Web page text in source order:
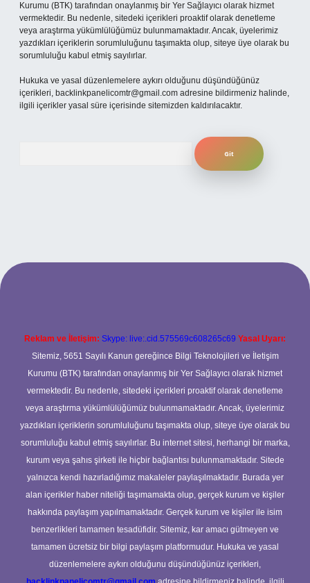
Kurumu (BTK) tarafından onaylanmış bir Yer Sağlayıcı olarak hizmet
vermektedir. Bu nedenle, sitedeki içerikleri proaktif olarak denetleme
veya araştırma yükümlülüğümüz bulunmamaktadır. Ancak, üyelerimiz
yazdıkları içeriklerin sorumluluğunu taşımakta olup, siteye üye olarak bu
sorumluluğu kabul etmiş sayılırlar.
Hukuka ve yasal düzenlemelere aykırı olduğunu düşündüğünüz
içerikleri, backlinkpanelicomtr@gmail.com adresine bildirmeniz halinde,
ilgili içerikler yasal süre içerisinde sitemizden kaldırılacaktır.
Reklam ve İletişim: Skype: live:.cid.575569c608265c69 Yasal Uyarı:
Sitemiz, 5651 Sayılı Kanun gereğince Bilgi Teknolojileri ve İletişim
Kurumu (BTK) tarafından onaylanmış bir Yer Sağlayıcı olarak hizmet
vermektedir. Bu nedenle, sitedeki içerikleri proaktif olarak denetleme
veya araştırma yükümlülüğümüz bulunmamaktadır. Ancak, üyelerimiz
yazdıkları içeriklerin sorumluluğunu taşımakta olup, siteye üye olarak bu
sorumluluğu kabul etmiş sayılırlar. Bu internet sitesi, herhangi bir marka,
kurum veya şahıs şirketi ile hiçbir bağlantısı bulunmamaktadır. Sitede
yalnızca kendi hazırladığımız makaleler paylaşılmaktadır. Burada yer
alan içerikler haber niteliği taşımamakta olup, gerçek kurum ve kişiler
hakkında paylaşım yapılmamaktadır. Gerçek kurum ve kişiler ile isim
benzerlikleri tamamen tesadüfidir. Sitemiz, kar amacı gütmeyen ve
tamamen ücretsiz bir bilgi paylaşım platformudur. Hukuka ve yasal
düzenlemelere aykırı olduğunu düşündüğünüz içerikleri,